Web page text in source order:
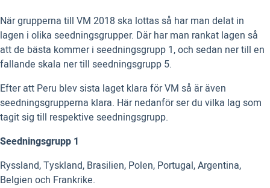
När grupperna till VM 2018 ska lottas så har man delat in
lagen i olika seedningsgrupper. Där har man rankat lagen så
att de bästa kommer i seedningsgrupp 1, och sedan ner till en
fallande skala ner till seedningsgrupp 5.
Efter att Peru blev sista laget klara för VM så är även
seedningsgrupperna klara. Här nedanför ser du vilka lag som
tagit sig till respektive seedningsgrupp.
Seedningsgrupp 1
Ryssland, Tyskland, Brasilien, Polen, Portugal, Argentina,
Belgien och Frankrike.